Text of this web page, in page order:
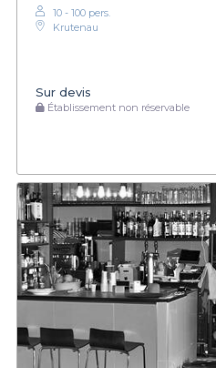
10 - 100 pers.
Krutenau
Sur devis
Établissement non réservable